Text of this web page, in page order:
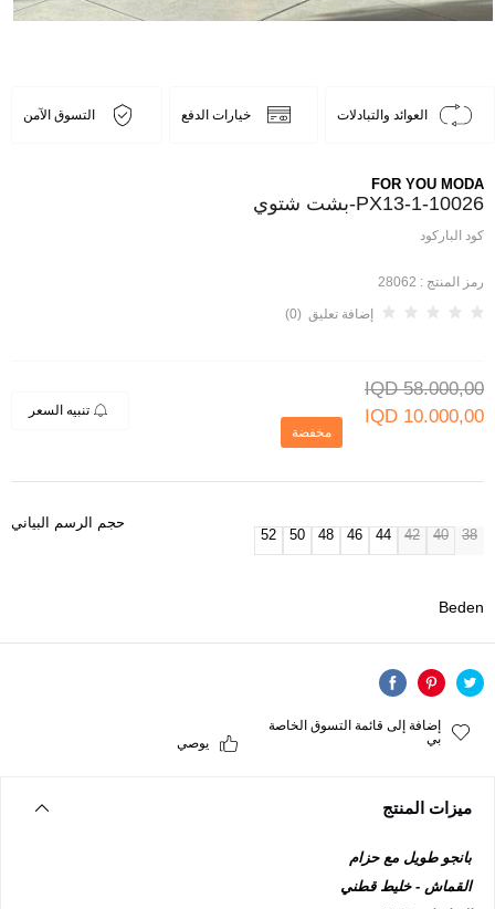
العوائد والتبادلات خيارات الدفع التسوق الآمن
FOR YOU MODA
10026-PX13-1-بشت شتوي
كود الباركود
رمز المنتج : 28062
إضافة تعليق (0)
58.000,00
IQD
10.000,00
مخفضة
تنبيه السعر
حجم الرسم البياني
38
40
42
44
46
48
50
52
Beden
إضافة إلى قائمة التسوق الخاصة
بي
يوصي
ميزات المنتج
بانجو طويل مع حزام
القماش - خليط قطني